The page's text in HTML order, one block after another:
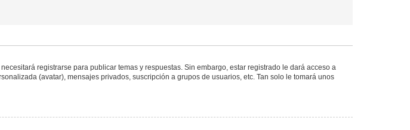
registrarse para publicar temas y respuestas. Sin embargo, estar registrado le dará acceso a
(avatar), mensajes privados, suscripción a grupos de usuarios, etc. Tan solo le tomará unos